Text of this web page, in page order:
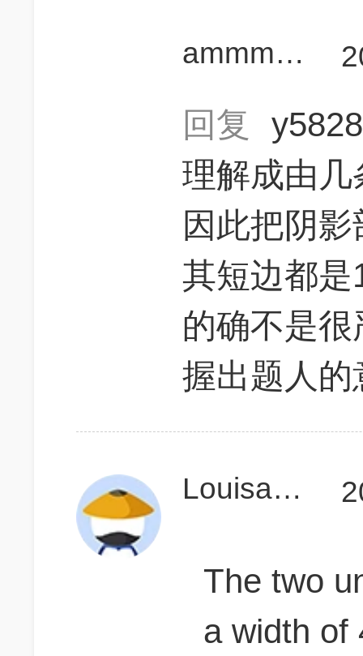
ammmber1
回复
理解成由
因此把阴
其短边都
的确不是
握出题人的
Louisa2727
The two
a width of